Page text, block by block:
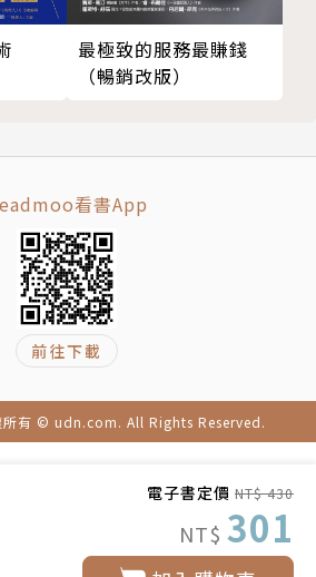
電子書定價 NT$ 430
NT$ 301
造5個價值數百萬美元的商業成功
從澳洲移居美國，從零開始建立
定為內向者創建社交系統，目標是
小企業主擺脫壓力、成功擴張。擁
予的最高級別認證，主題涵蓋加速
化、網路策略、內向者的真正力量
司乃至小型企業協會的好評。
日文輔系），曾任職出版社英、
鑽研語言文字與異國文化，目前為
《金錢如何變危險》、《愛的技
最極致的服務最賺錢
（暢銷改版）
看書App
前往下載
所有 © udn.com. All Rights Reserved.